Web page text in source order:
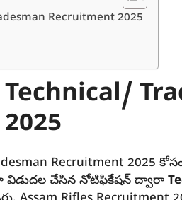
Recruitment 2025
Recruitment 2025
విడుదల చేసిన నోటిఫికేషన్ ద్వారా